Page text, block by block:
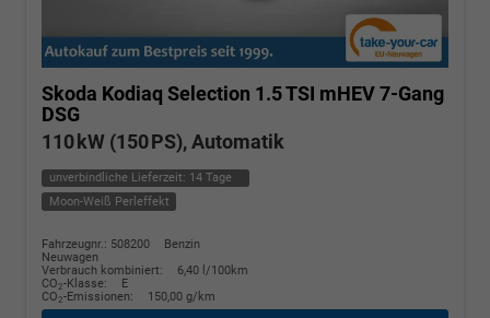
Skoda Kodiaq Selection 1.5 TSI mHEV 7-Gang
DSG
110 kW (150 PS), Automatik
unverbindliche Lieferzeit: 14 Tage
Moon-Weiß Perleffekt
Fahrzeugnr.: 508200
Benzin
Neuwagen
Verbrauch kombiniert:
6,40 l/100km
CO2-Klasse:
E
CO2-Emissionen: 150,00 g/km